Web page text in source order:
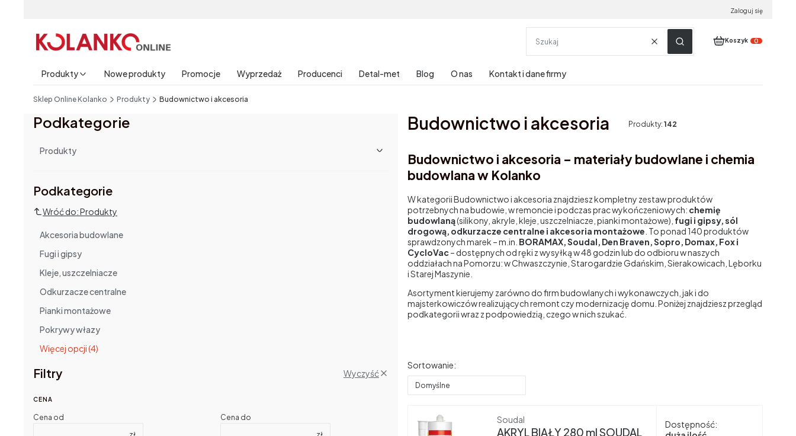
Zaloguj się
WyczyśćSzukaj Produkty w
Koszyk
Produkty Nowe produkty Promocje Wyprzedaż Producenci Detal-met Blog O nas
Kontakt i dane firmy
Sklep Online Kolanko Produkty Budownictwo i akcesoria
Podkategorie
Produkty
Podkategorie
Wróć do: Produkty
Akcesoria budowlane
Fugi i gipsy
Kleje, uszczelniacze
Odkurzacze centralne
Pianki montażowe
Pokrywy włazy
Więcej opcji (4)
Filtry Wyczyść
CENA
Cena od
Cena do
Budownictwo i akcesoria Produkty: 142
Budownictwo i akcesoria – materiały budowlane i chemia
budowlana w Kolanko
W kategorii Budownictwo i akcesoria znajdziesz kompletny zestaw produktów
potrzebnych na budowie, w remoncie i podczas prac wykończeniowych: chemię
budowlaną(silikony, akryle, kleje, uszczelniacze, pianki montażowe), fugi i gipsy, sól
drogową, odkurzacze centralne i akcesoria montażowe . To ponad 140 produktów
sprawdzonych marek – m.in. BORAMAX, Soudal, Den Braven, Sopro, Domax, Fox i
CycloVac– dostępnych od ręki z wysyłką w 48 godzin lub do odbioru w naszych
oddziałach na Pomorzu: w Chwaszczynie, Starogardzie Gdańskim, Sierakowicach, Lęborku
i Starej Maszynie.
Asortyment kierujemy zarówno do firm budowlanych i wykonawczych, jak i do
majsterkowiczów realizujących remont czy modernizację domu. Poniżej znajdziesz przegląd
podkategorii wraz z podpowiedzią, czego w nich szukać.
Lista produktów
Sortowanie:
Domyślne
Producent
Soudal
AKRYL BIAŁY 280 ml SOUDAL
Dostępność: